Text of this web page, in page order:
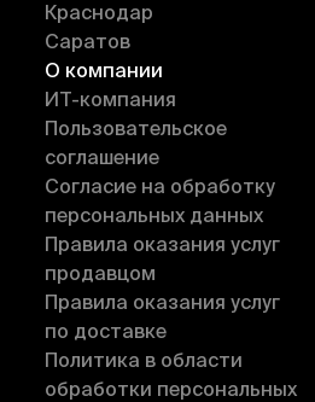
Краснодар
Саратов
О компании
ИT-компания
Пользовательское
соглашение
Согласие на обработку
персональных данных
Правила оказания услуг
продавцом
Правила оказания услуг
по доставке
Политика в области
обработки персональных